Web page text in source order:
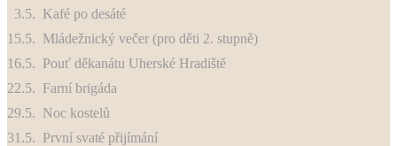
3.5. Kafé po desáté
15.5. Mládežnický večer (pro děti 2. stupně)
16.5. Pouť děkanátu Uherské Hradiště
22.5. Farní brigáda
29.5. Noc kostelů
31.5. První svaté přijímání